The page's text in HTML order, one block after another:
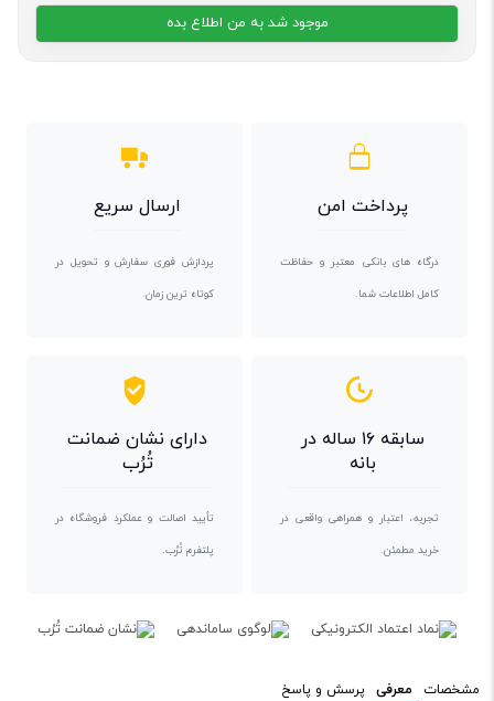
موجود شد به من اطلاع بده
پرداخت امن
درگاه های بانکی معتبر و حفاظت
کامل اطلاعات شما.
ارسال سریع
پردازش فوری سفارش و تحویل در
کوتاه ترین زمان.
سابقه ۱۶ ساله در
بانه
تجربه، اعتبار و همراهی واقعی در
خرید مطمئن.
دارای نشان ضمانت
تُرُب
تأیید اصالت و عملکرد فروشگاه در
پلتفرم تُرُب.
مشخصات معرفی پرسش و پاسخ